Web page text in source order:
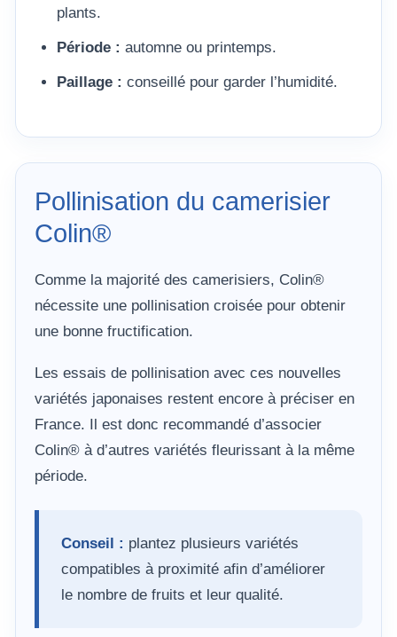
plants.
Période : automne ou printemps.
Paillage : conseillé pour garder l’humidité.
Pollinisation du camerisier
Colin®
Comme la majorité des camerisiers, Colin®
nécessite une pollinisation croisée pour obtenir
une bonne fructification.
Les essais de pollinisation avec ces nouvelles
variétés japonaises restent encore à préciser en
France. Il est donc recommandé d’associer
Colin® à d’autres variétés fleurissant à la même
période.
Conseil : plantez plusieurs variétés
compatibles à proximité afin d’améliorer
le nombre de fruits et leur qualité.